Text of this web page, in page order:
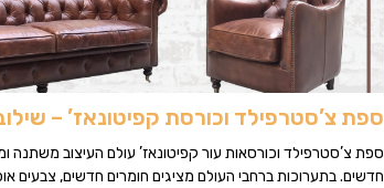
ספת צ’סטרפילד וכורסת קפיטונאז’ –
ספת צ’סטרפילד וכורסאות עור קפיטונאז’ עולם העיצוב משתנה
חדשים. בתערוכות ברחבי העולם מציגים חומרים חדשים, צבעים